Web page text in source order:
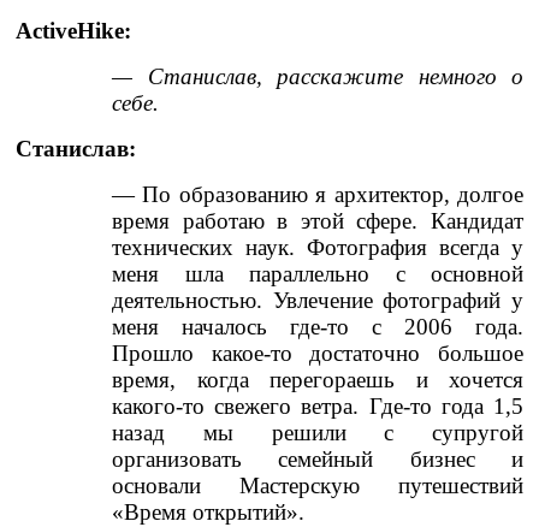
ActiveHike:
— Станислав, расскажите немного о
себе.
Станислав:
— По образованию я архитектор, долгое
время работаю в этой сфере. Кандидат
технических наук. Фотография всегда у
меня шла параллельно с основной
деятельностью. Увлечение фотографий у
меня началось где-то с 2006 года.
Прошло какое-то достаточно большое
время, когда перегораешь и хочется
какого-то свежего ветра. Где-то года 1,5
назад мы решили с супругой
организовать семейный бизнес и
основали Мастерскую путешествий
«Время открытий».